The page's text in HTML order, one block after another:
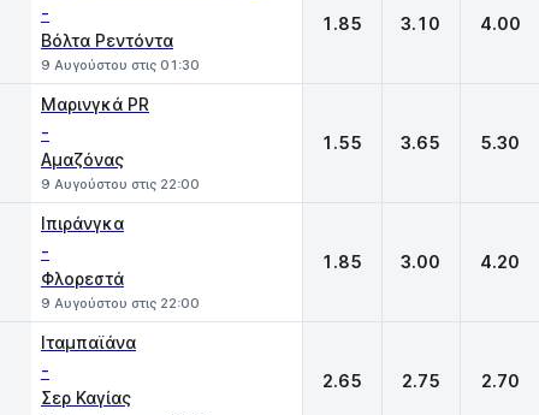
-
Βόλτα Ρεντόντα
9 Αυγούστου στις 01:30
1.85 3.10 4.00
Μαρινγκά PR
-
Αμαζόνας
9 Αυγούστου στις 22:00
1.55 3.65 5.30
Ιπιράνγκα
-
Φλορεστά
9 Αυγούστου στις 22:00
1.85 3.00 4.20
Ιταμπαϊάνα
-
Σερ Καγίας
2.65 2.75 2.70